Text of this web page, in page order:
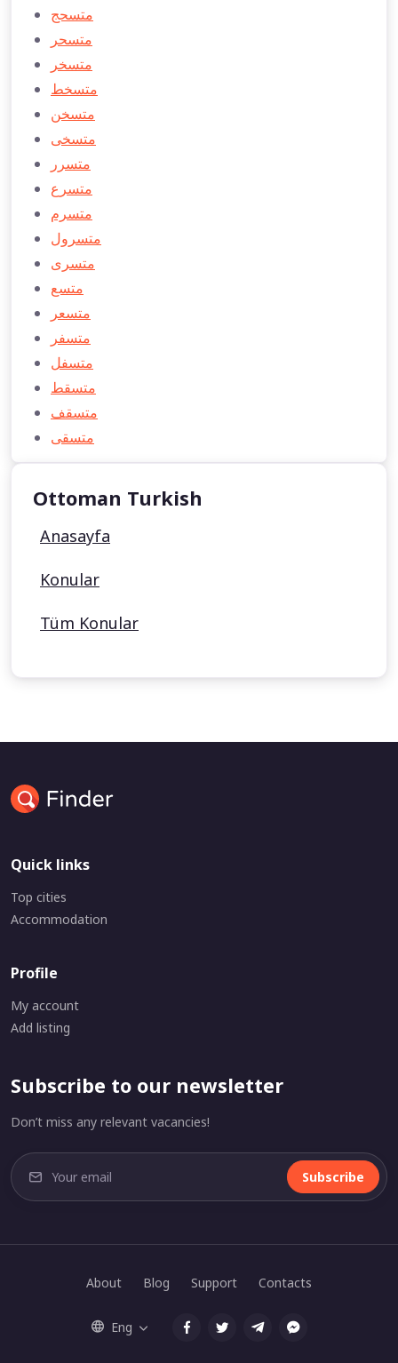
متسحج
متسحر
متسخر
متسخط
متسخن
متسخی
متسرر
متسرع
متسرم
متسرول
متسری
متسع
متسعر
متسفر
متسفل
متسقط
متسقف
متسقی
Ottoman Turkish
Anasayfa
Konular
Tüm Konular
Quick links
Top cities
Accommodation
Profile
My account
Add listing
Subscribe to our newsletter
Don’t miss any relevant vacancies!
Subscribe
About Blog Support Contacts
Eng